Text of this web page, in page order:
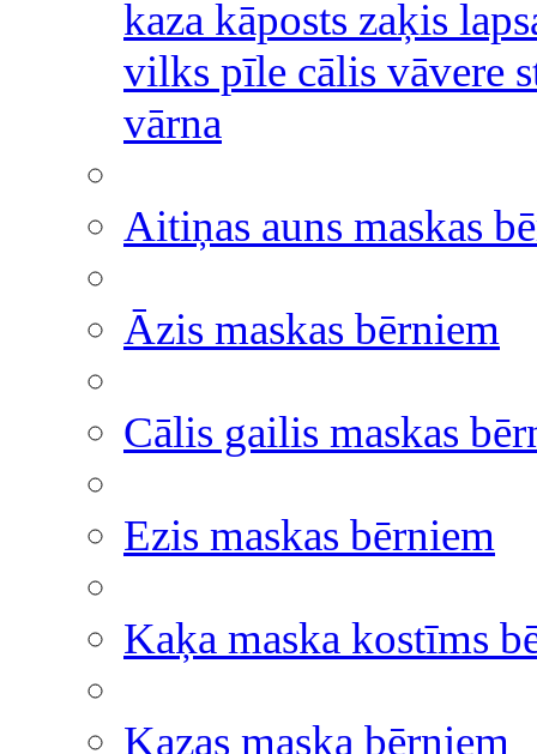
kaza kāposts zaķis
vilks pīle cālis vāvere
vārna
Aitiņas auns maskas
Āzis maskas bērniem
Cālis gailis maskas
Ezis maskas bērniem
Kaķa maska kostīms
Kazas maska bērniem